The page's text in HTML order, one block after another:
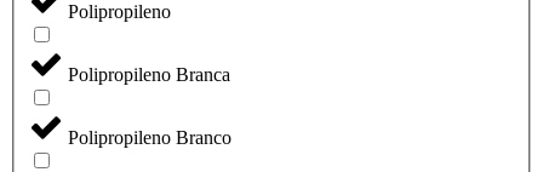
Polipropileno
Polipropileno Branca
Polipropileno Branco